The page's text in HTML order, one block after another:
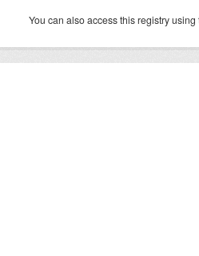
You can also access this registry using